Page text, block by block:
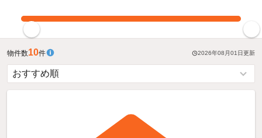
物件数10件 2026年08月01日更新